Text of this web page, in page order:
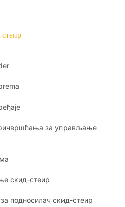
за управљање
скид-стеир
подносилач скид-стеир